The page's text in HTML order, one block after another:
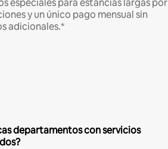
especiales para estancias largas por
y un único pago mensual sin
adicionales.*
departamentos con servicios